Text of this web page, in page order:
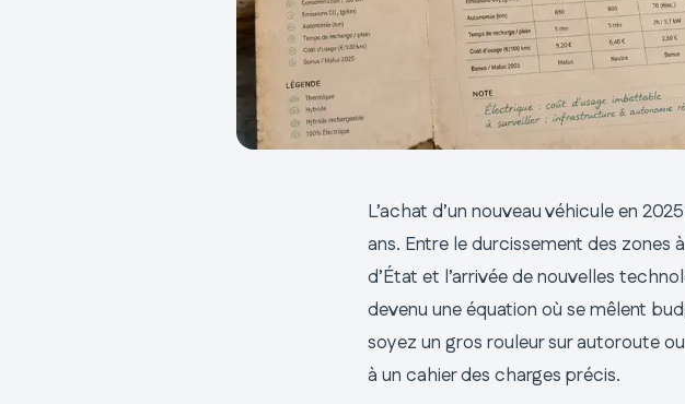
L’achat d’un nouveau véhicule en
ans. Entre le durcissement des zones
d’État et l’arrivée de nouvelles
devenu une équation où se mêlent
soyez un gros rouleur sur autoroute
à un cahier des charges précis.